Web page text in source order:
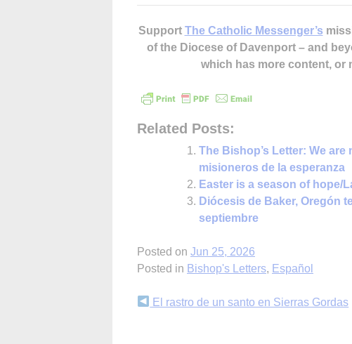
Support The Catholic Messenger’s
of the Diocese of Davenport – and
which has more content, or
Related Posts:
The Bishop’s Letter: We
misioneros de la esperanza
Easter is a season of hope/
Diócesis de Baker, Oregón
septiembre
Posted on Jun 25, 2026
Posted in Bishop's Letters, Español
Continue
El rastro de un santo en Sierras Gordas